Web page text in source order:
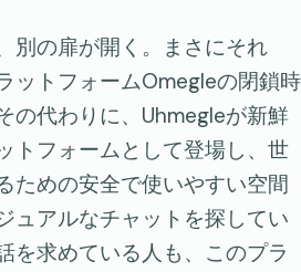
別の扉が開く。まさにそれ
ットフォームOmegleの閉鎖時
の代わりに、Uhmegleが新鮮
トフォームとして登場し、世
ための安全で使いやすい空間
ュアルなチャットを探してい
を求めている人も、このプラ